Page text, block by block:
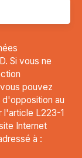
Si vous ne
pouvez
au
l'article L223-1
Internet
à :